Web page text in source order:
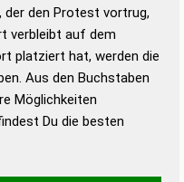
in 12 Bänden
und gutes
deutsche Grammatik
der den Protest vortrug,
verbleibt auf dem
platziert hat, werden die
Aus den Buchstaben
Möglichkeiten
Du die besten